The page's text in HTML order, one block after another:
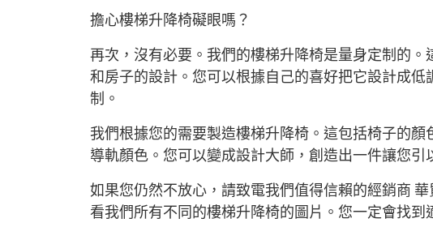
擔心樓梯升降椅礙眼嗎？
再次，沒有必要。我們的樓梯升降椅是量身定制的。
和房子的設計。您可以根據自己的喜好把它設計成
制。
我們根據您的需要製造樓梯升降椅。這包括椅子的
導軌顏色。您可以變成設計大師，創造出一件讓您引
如果您仍然不放心，請致電我們值得信賴的經銷商
看我們所有不同的樓梯升降椅的圖片。您一定會找到